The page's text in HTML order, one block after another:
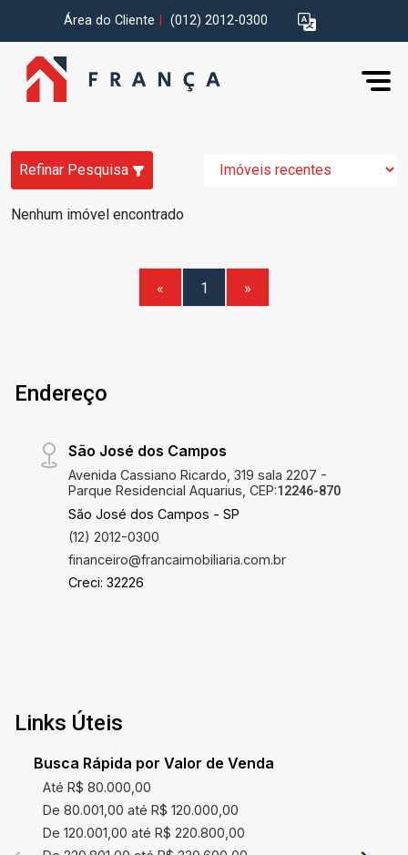
Área do Cliente (012) 2012-0300
Refinar Pesquisa
Nenhum imóvel encontrado
« 1 »
Endereço
São José dos Campos
Avenida Cassiano Ricardo, 319 sala 2207 -
Parque Residencial Aquarius, CEP:12246-870
São José dos Campos - SP
(12) 2012-0300
financeiro@francaimobiliaria.com.br
Creci: 32226
Links Úteis
Busca Rápida por Valor de Venda
Até R$ 80.000,00
De 80.001,00 até R$ 120.000,00
De 120.001,00 até R$ 220.800,00